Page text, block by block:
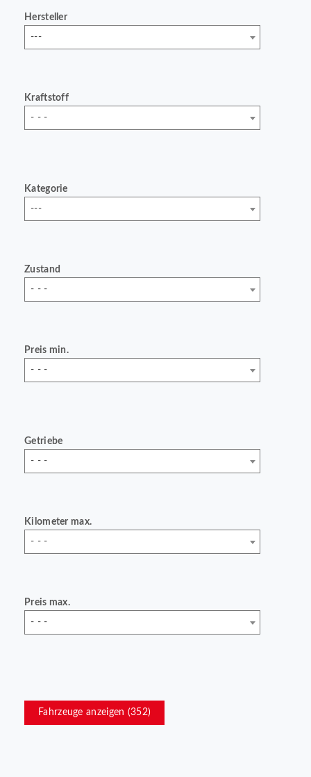
Hersteller
---
Kraftstoff
- - -
Kategorie
---
Zustand
- - -
Preis min.
- - -
Getriebe
- - -
Kilometer max.
- - -
Preis max.
- - -
Fahrzeuge anzeigen (352)